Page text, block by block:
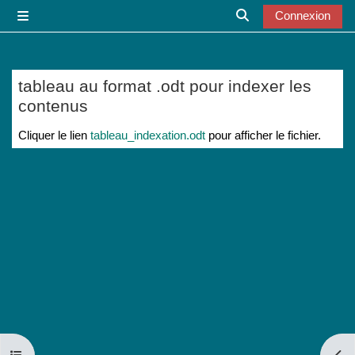
Activer/désactiver
Connexion
tableau au format .odt pour indexer les
contenus
Conditions d’achèvement
Cliquer le lien tableau_indexation.odt pour afficher le fichier.